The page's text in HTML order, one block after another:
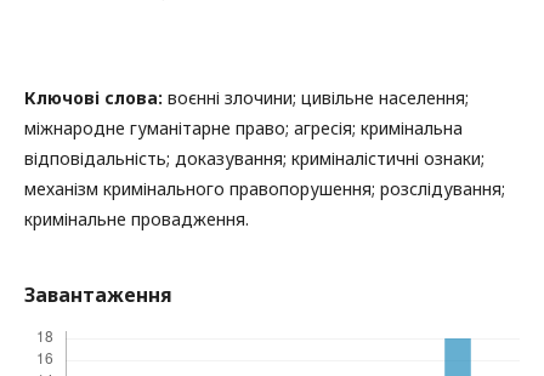
Ключові слова: воєнні злочини; цивільне населення;
міжнародне гуманітарне право; агресія; кримінальна
відповідальність; доказування; криміналістичні ознаки;
механізм кримінального правопорушення; розслідування;
кримінальне провадження.
Завантаження